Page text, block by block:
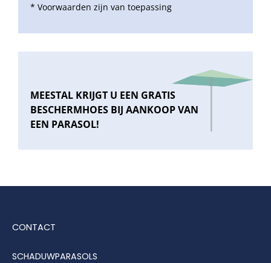
* Voorwaarden zijn van toepassing
MEESTAL KRIJGT U EEN GRATIS
BESCHERMHOES BIJ AANKOOP VAN
EEN PARASOL!
CONTACT
SCHADUWPARASOLS